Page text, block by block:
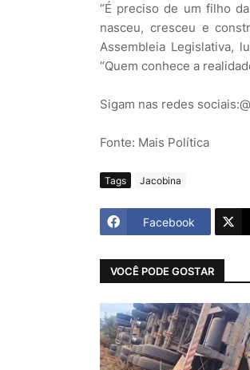
“É preciso de um filho
nasceu, cresceu e
Assembleia Legislativa,
“Quem conhece a
Sigam nas redes
Fonte: Mais Política
Tags Jacobina
Facebook
VOCÊ PODE GOSTAR